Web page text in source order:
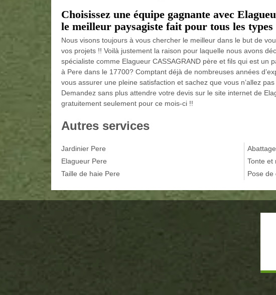
Choisissez une équipe gagnante avec
le meilleur paysagiste fait pour tous les
Nous visons toujours à vous chercher le meilleur dans le but de
vos projets !! Voilà justement la raison pour laquelle nous avons
spécialiste comme Elagueur CASSAGRAND père et fils qui est un
à Pere dans le 17700? Comptant déjà de nombreuses années
vous assurer une pleine satisfaction et sachez que vous n’allez
Demandez sans plus attendre votre devis sur le site internet de
gratuitement seulement pour ce mois-ci !!
Autres services
Jardinier Pere
Elagueur Pere
Taille de haie Pere
Tonte et
Pose de